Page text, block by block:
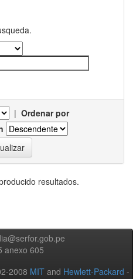
| Ordenar por
resultados.
anexo 605
2008 MIT and Hewlett-Packard -